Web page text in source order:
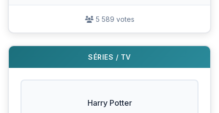
5 589 votes
SÉRIES / TV
Harry Potter